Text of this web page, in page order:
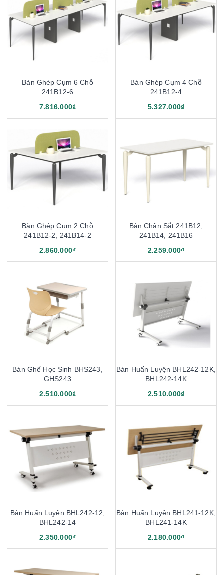
Bàn Ghép Cụm 6 Chỗ
241B12-6
7.816.000₫
Bàn Ghép Cụm 4 Chỗ
241B12-4
5.327.000₫
Bàn Ghép Cụm 2 Chỗ
241B12-2, 241B14-2
2.860.000₫
Bàn Chân Sắt 241B12,
241B14, 241B16
2.259.000₫
Bàn Ghế Học Sinh BHS243,
GHS243
2.510.000₫
Bàn Huấn Luyện BHL242-12K,
BHL242-14K
2.510.000₫
Bàn Huấn Luyện BHL242-12,
BHL242-14
2.350.000₫
Bàn Huấn Luyện BHL241-12K,
BHL241-14K
2.180.000₫